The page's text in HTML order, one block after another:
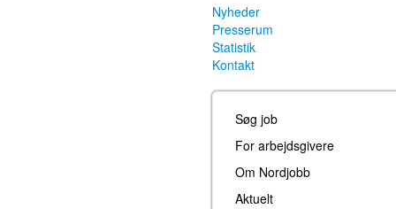
Nyheder
Presserum
Statistik
Kontakt
Søg job
For arbejdsgivere
Om Nordjobb
Aktuelt